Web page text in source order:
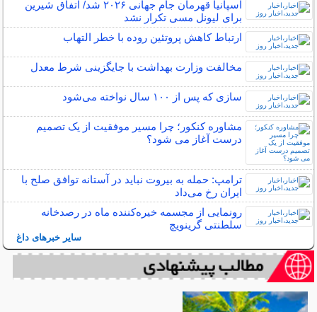
اسپانیا قهرمان جام جهانی ۲۰۲۶ شد/ اتفاق شیرین
برای لیونل مسی تکرار نشد
ارتباط کاهش پروتئین روده با خطر التهاب
مخالفت وزارت بهداشت با جایگزینی شرط معدل
سازی که پس از ۱۰۰ سال نواخته می‌شود
مشاوره کنکور؛ چرا مسیر موفقیت از یک تصمیم
درست آغاز می شود؟
ترامپ: حمله به بیروت نباید در آستانه توافق صلح با
ایران رخ می‌داد
رونمایی از مجسمه خیره‌کننده ماه در رصدخانه
سلطنتی گرینویچ
سایر خبرهای داغ